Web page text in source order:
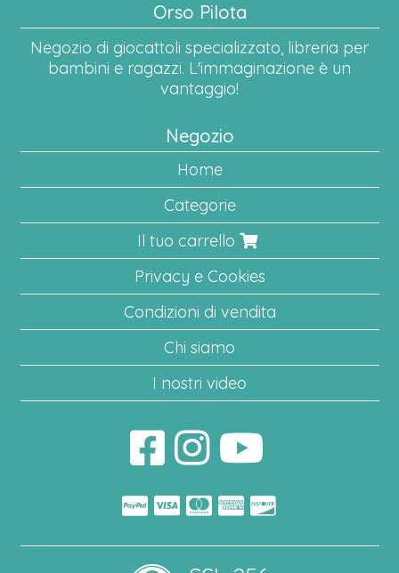
Orso Pilota
Negozio di giocattoli specializzato, libreria per
bambini e ragazzi. L'immaginazione è un
vantaggio!
Negozio
Home
Categorie
Il tuo carrello
Privacy e Cookies
Condizioni di vendita
Chi siamo
I nostri video